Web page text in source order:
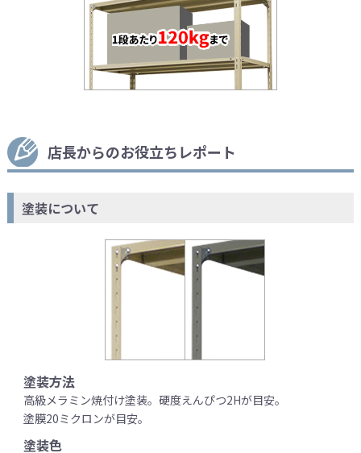
店長からのお役立ちレポート
塗装について
塗装方法
高級メラミン焼付け塗装。硬度えんぴつ2Hが目安。
塗膜20ミクロンが目安。
塗装色